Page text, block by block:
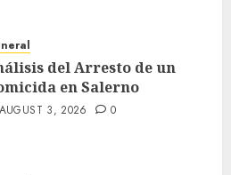
del Arresto de un
en Salerno
AUGUST 3, 2026 0